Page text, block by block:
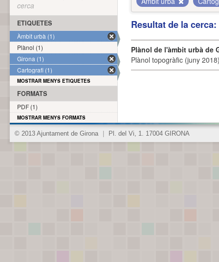
Resultat de la
Plànol de l'àmbit urbà de
Plànol topogràfic (juny
cerca
ETIQUETES
Àmbit urbà (1)
Plànol (1)
Girona (1)
Cartografi (1)
MOSTRAR MENYS ETIQUETES
FORMATS
PDF (1)
MOSTRAR MENYS FORMATS
© 2013 Ajuntament de Girona Pl. del Vi, 1. 17004 GIRONA